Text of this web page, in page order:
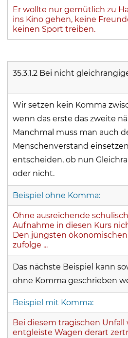
Er wollte nur gemütlich zu
ins Kino gehen, keine
keinen Sport treiben.
35.3.1.2 Bei nicht
Wir setzen kein Komma
wenn das erste das zweite
Manchmal muss man auch
Menschenverstand
entscheiden, ob nun
oder nicht.
Beispiel ohne Komma:
Ohne ausreichende
Aufnahme in diesen Kurs
Den jüngsten
zufolge ...
Das nächste Beispiel kann
ohne Komma geschrieben
Beispiel mit Komma:
Bei diesem tragischen Unfall
entgleiste Wagen derart